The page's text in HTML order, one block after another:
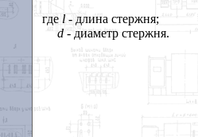
где l - длина стержня;
d- диаметр стержня.